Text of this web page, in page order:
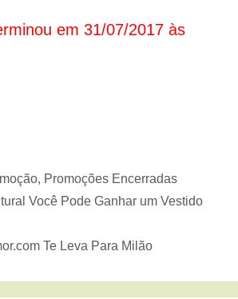
em 31/07/2017 às
, Promoções Encerradas
Você Pode Ganhar um Vestido
Te Leva Para Milão